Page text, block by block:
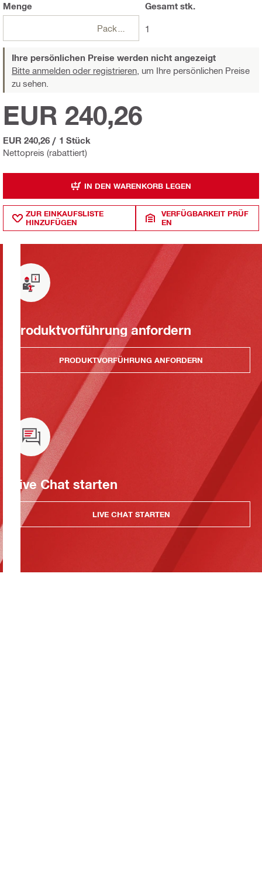
Menge
Packungen
Gesamtstk.
1
Ihre persönlichen Preise werden nicht angezeigt
Bitte anmelden oder registrieren, um Ihre persönlichen Preise
zu sehen.
Nettopreis (rabattiert)
EUR 240,26
EUR 240,26 / 1 Stück
IN DEN WARENKORB LEGEN
ZUR EINKAUFSLISTE
HINZUFÜGEN
VERFÜGBARKEIT PRÜF
EN
Produktvorführung anfordern
PRODUKTVORFÜHRUNG ANFORDERN
Live Chat starten
LIVE CHAT STARTEN